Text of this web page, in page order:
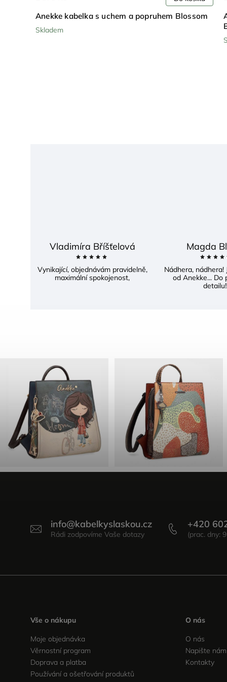
Anekke kabelka přes rameno s popruhem
Blossom
Vladimíra Bříšťelová
Vynikající, objednávám pravidelně,
maximální spokojenost,
Magda
Nádhera, nádhera!
od Anekke... Do
info@kabelkyslaskou.cz +420
Vše o nákupu
Moje objednávka
Věrnostní program
Doprava a platba
Používání a ošetřování produktů
O nás
O nás
Napište nám
Kontakty